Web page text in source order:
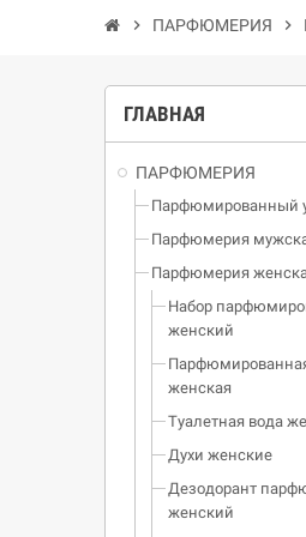
chevron_right ПАРФЮМЕРИЯ chevron_right
ГЛАВНАЯ
ПАРФЮМЕРИЯ
Парфюмированный
Парфюмерия
Парфюмерия
Набор
женский
женская
Туалетная вода
Духи женские
Дезодорант
женский